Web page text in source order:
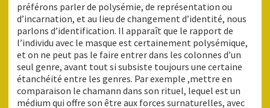
préférons parler de polysémie, de représentation ou
d’incarnation, et au lieu de changement d’identité, nous
parlons d’identification. Il apparaît que le rapport de
l’individu avec le masque est certainement polysémique,
et on ne peut pas le faire entrer dans les colonnes d’un
seul genre, avant tout si subsiste toujours une certaine
étanchéité entre les genres. Par exemple ,mettre en
comparaison le chamann dans son rituel, lequel est un
médium qui offre son être aux forces surnaturelles, avec